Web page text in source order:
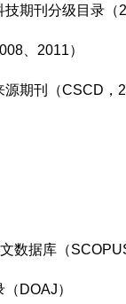
期刊分级目录（
、2011）
源期刊（CSCD
数据库（
DOAJ）